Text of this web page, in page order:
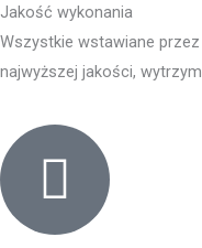
Jakość wykonania
Wszystkie wstawiane
najwyższej jakości,